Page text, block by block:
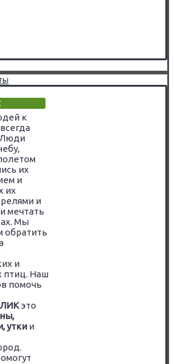
к
их
и
их
и
мечтать
Мы
обратить
и
птиц. Наш
помочь
это
утки и